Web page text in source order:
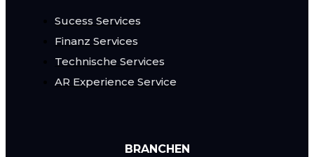
Sucess Services
Finanz Services
Technische Services
AR Experience Service
BRANCHEN